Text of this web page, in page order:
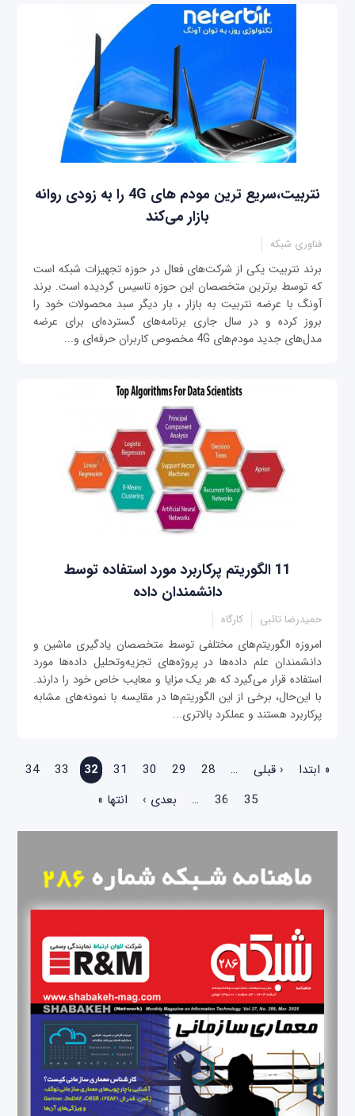
نتربیت،سریع ترین مودم های 4G را به زودی روانه
بازار می‌کند
فناوری شبکه
برند نتربیت یکی از شرکت‌های فعال در حوزه تجهیزات شبکه است
که توسط برترین متخصصان این حوزه تاسیس گردیده است. برند
آونگ با عرضه نتربیت به بازار ، بار دیگر سبد محصولات خود را
بروز کرده و در سال جاری برنامه‌های گسترده‌ای برای عرضه
مدل‌های جدید مودم‌های 4G مخصوص کاربران حرفه‌ای و...
11 الگوریتم پرکاربرد مورد استفاده توسط
دانشمندان داده
حمیدرضا تائبی کارگاه
امروزه الگوریتم‌های مختلفی توسط متخصصان یادگیری ماشین و
دانشمندان علم داده‌ها در پروژه‌های تجزیه‌وتحلیل داده‌ها مورد
استفاده قرار می‌گیرد که هر یک مزایا و معایب خاص خود را دارند.
با این‌حال، برخی از این الگوریتم‌ها در مقایسه با نمونه‌های مشابه
پرکاربرد هستند و عملکرد بالاتری...
صفحه‌ها
« ابتدا ‹ قبلی …
28
29
30
31
32
33
34
35
36
… بعدی › انتها »